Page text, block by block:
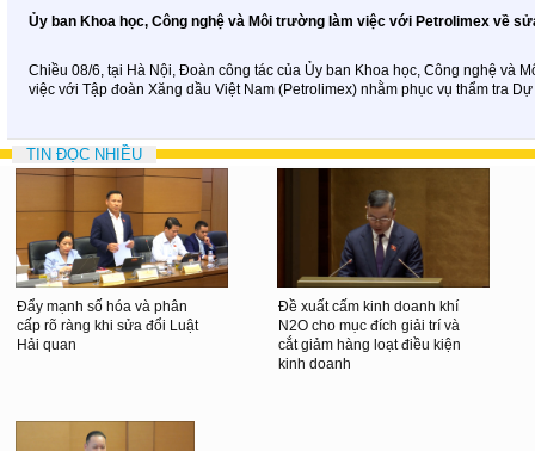
Ủy ban Khoa học, Công nghệ và Môi trường làm việc với Petrolimex về
Chiều 08/6, tại Hà Nội, Đoàn công tác của Ủy ban Khoa học, Công nghệ và
việc với Tập đoàn Xăng dầu Việt Nam (Petrolimex) nhằm phục vụ thẩm tra
TIN ĐỌC NHIỀU
Đẩy mạnh số hóa và phân
cấp rõ ràng khi sửa đổi Luật
Hải quan
Đề xuất cấm kinh doanh khí
N2O cho mục đích giải trí và
cắt giảm hàng loạt điều kiện
kinh doanh